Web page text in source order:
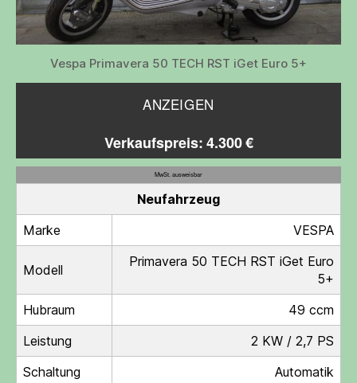
Vespa Primavera 50 TECH RST iGet Euro 5+
ANZEIGEN
Verkaufspreis: 4.300 €
MwSt. ausweisbar
Neufahrzeug
Marke
VESPA
Modell
Primavera 50 TECH RST iGet Euro
5+
Hubraum
49 ccm
Leistung
2 KW / 2,7 PS
Schaltung
Automatik